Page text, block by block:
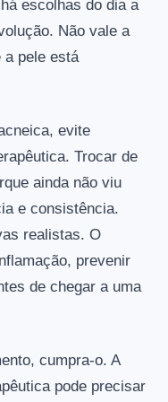
escolhas do dia a
Não vale a
a pele está
evite
Trocar de
ainda não viu
e consistência.
realistas. O
prevenir
de chegar a uma
cumpra-o. A
pode precisar